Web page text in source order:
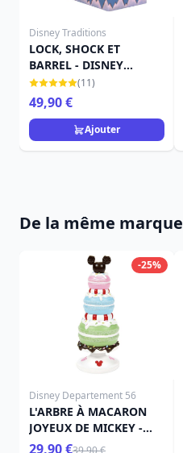
Disney Traditions
LOCK, SHOCK ET
BARREL - DISNEY
TRADITIONS
(11)
49,90 €
Ajouter
De la même marque
-25%
Disney Departement 56
L'ARBRE À MACARON
JOYEUX DE MICKEY -
Disney D56
29,90 €39,90 €